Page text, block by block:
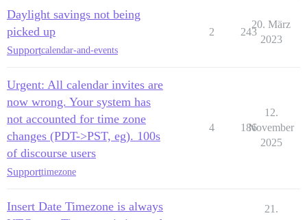
Daylight savings not being
picked up
Supportcalendar-and-events
2 243
20. März
2023
Urgent: All calendar invites are
now wrong. Your system has
not accounted for time zone
changes (PDT->PST, eg). 100s
of discourse users
Supporttimezone
4 186
12.
November
2025
Insert Date Timezone is always
21.